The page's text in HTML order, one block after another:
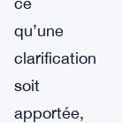
qu’une
clarification
soit
apportée,